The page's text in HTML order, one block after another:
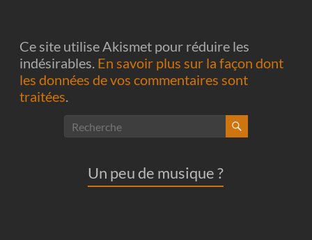
Ce site utilise Akismet pour réduire les
indésirables. En savoir plus sur la façon dont
les données de vos commentaires sont
traitées.
Un peu de musique ?